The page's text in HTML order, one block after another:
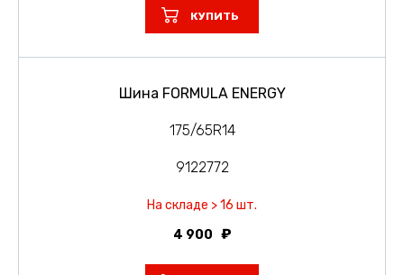
КУПИТЬ
Шина FORMULA ENERGY
175/65R14
9122772
На складе > 16 шт.
4 900